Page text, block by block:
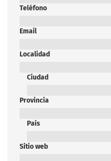
Teléfono
Email
Localidad
Ciudad
Provincia
País
Sitio web